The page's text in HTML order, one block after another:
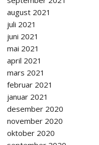
august 2021
juli 2021
juni 2021
mai 2021
april 2021
mars 2021
februar 2021
januar 2021
desember 2020
november 2020
oktober 2020